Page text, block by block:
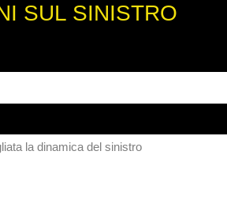
SUL SINISTRO